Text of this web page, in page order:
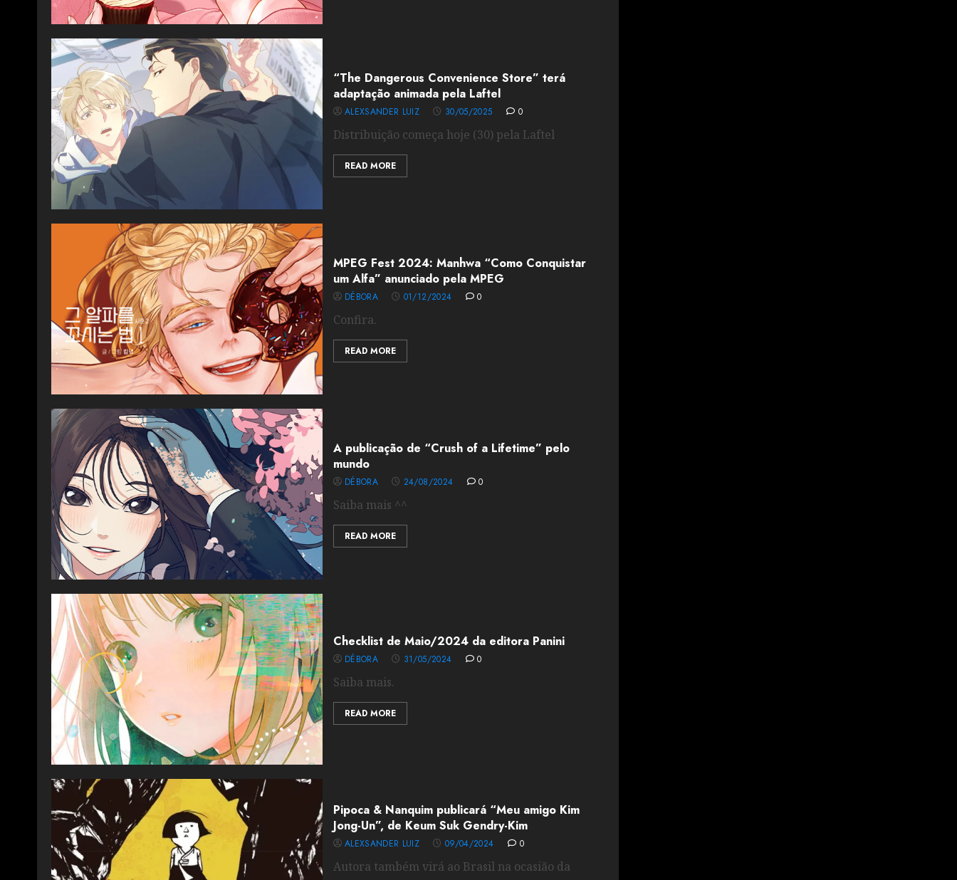
“The Dangerous Convenience Store” terá
adaptação animada pela Laftel
ALEXSANDER LUIZ 30/05/2025 0
Distribuição começa hoje (30) pela Laftel
READ MORE
MPEG Fest 2024: Manhwa “Como Conquistar
um Alfa” anunciado pela MPEG
DÉBORA 01/12/2024 0
Confira.
READ MORE
A publicação de “Crush of a Lifetime” pelo
mundo
DÉBORA 24/08/2024 0
Saiba mais ^^
READ MORE
Checklist de Maio/2024 da editora Panini
DÉBORA 31/05/2024 0
Saiba mais.
READ MORE
Pipoca & Nanquim publicará “Meu amigo Kim
Jong-Un”, de Keum Suk Gendry-Kim
ALEXSANDER LUIZ 09/04/2024 0
Autora também virá ao Brasil na ocasião da